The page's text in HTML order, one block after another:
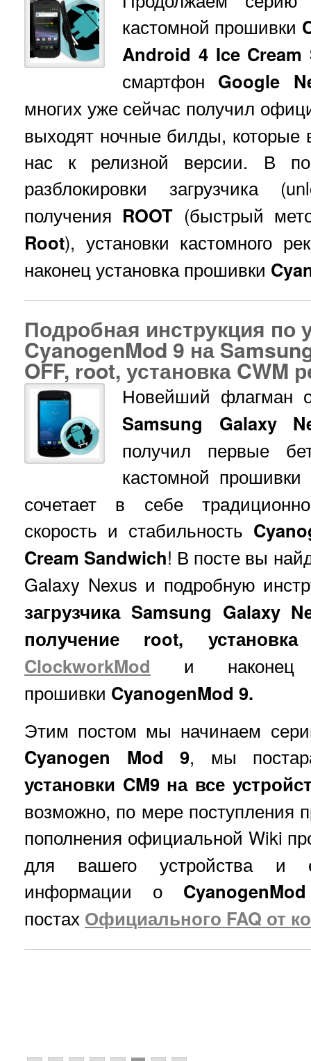
кастомной прошивки
Android 4 Ice Cream
смартфон Google
многих уже сейчас получил
выходят ночные билды, которые
нас к релизной версии. В
разблокировки загрузчика
получения ROOT (быстрый
Root), установки кастомного
наконец установка прошивки
Подробная инструкция по
CyanogenMod 9 на
OFF, root, установка CWM
Новейший флагман
Samsung Galaxy
получил первые
кастомной прошивки
сочетает в себе
скорость и стабильность
Cream Sandwich! В посте вы
Galaxy Nexus и подробную
загрузчика Samsung Galaxy
получение root, установка
ClockworkMod и наконец
прошивки CyanogenMod 9.
Этим постом мы начинаем
Cyanogen Mod 9, мы
установки CM9 на все
возможно, по мере поступления
пополнения официальной Wiki
для вашего устройства и
информации о CyanogenMod
постах Официального FAQ от